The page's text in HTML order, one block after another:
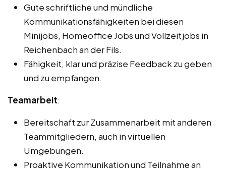
Gute schriftliche und mündliche
Kommunikationsfähigkeiten bei diesen
Minijobs, Homeoffice Jobs und Vollzeitjobs in
Reichenbach an der Fils.
Fähigkeit, klar und präzise Feedback zu geben
und zu empfangen.
Teamarbeit:
Bereitschaft zur Zusammenarbeit mit anderen
Teammitgliedern, auch in virtuellen
Umgebungen.
Proaktive Kommunikation und Teilnahme an